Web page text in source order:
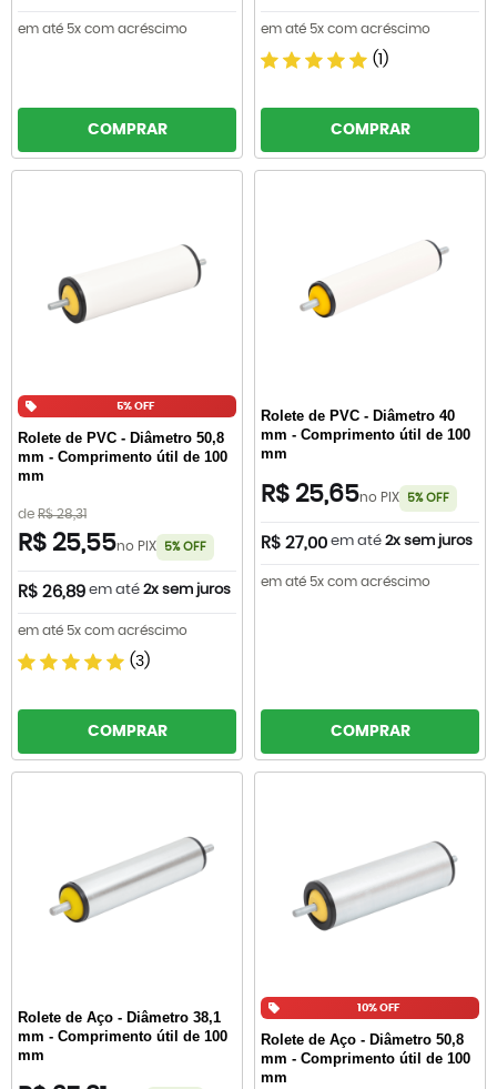
em até 5x com acréscimo
COMPRAR
em até 5x com acréscimo
(1)
COMPRAR
5% OFF
Rolete de PVC - Diâmetro 50,8
mm - Comprimento útil de 100
mm
de R$ 28,31
R$ 25,55no PIX 5% OFF
R$ 26,89 em até 2x sem juros
em até 5x com acréscimo
(3)
COMPRAR
Rolete de PVC - Diâmetro 40
mm - Comprimento útil de 100
mm
R$ 25,65no PIX 5% OFF
R$ 27,00 em até 2x sem juros
em até 5x com acréscimo
COMPRAR
Rolete de Aço - Diâmetro 38,1
mm - Comprimento útil de 100
mm
10% OFF
Rolete de Aço - Diâmetro 50,8
mm - Comprimento útil de 100
mm